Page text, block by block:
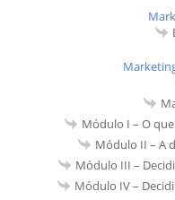
Módulo I – O
Módulo II – A
Módulo III –
Módulo IV –